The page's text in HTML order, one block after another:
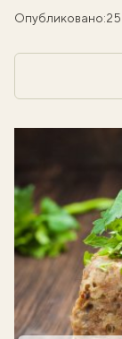
Опубликовано: